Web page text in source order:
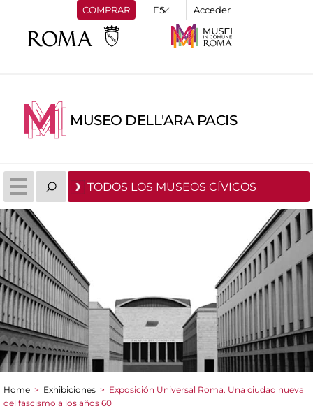
COMPRAR Acceder
MUSEO DELL'ARA PACIS
TODOS LOS MUSEOS CÍVICOS
You are here
Home > Exhibiciones > Exposición Universal Roma. Una ciudad nueva
del fascismo a los años 60